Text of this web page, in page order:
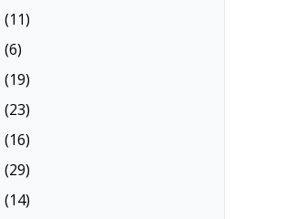
(11)
(6)
(19)
(23)
(16)
(29)
(14)